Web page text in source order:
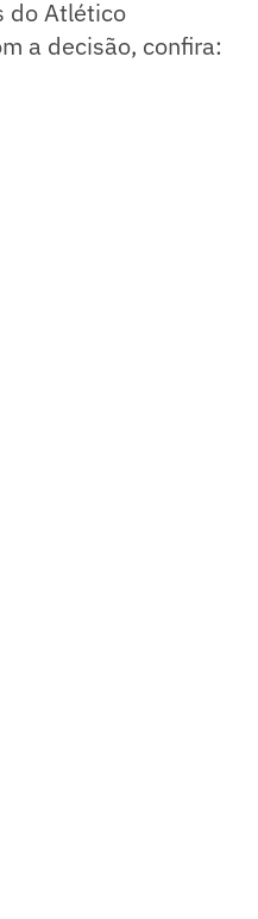
do Atlético
a decisão, confira: